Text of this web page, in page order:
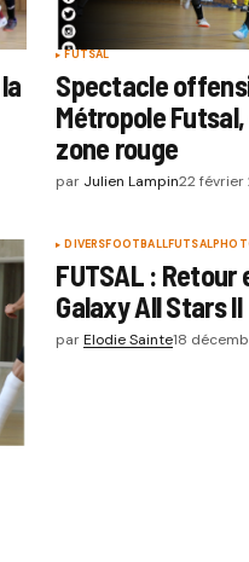
FUTSAL
Spectacle
Métropole
zone rouge
par Julien Lampin22
DIVERSFOOTBALLFUTSAL
FUTSAL : Retour
Galaxy All Stars II
par Elodie Sainte18